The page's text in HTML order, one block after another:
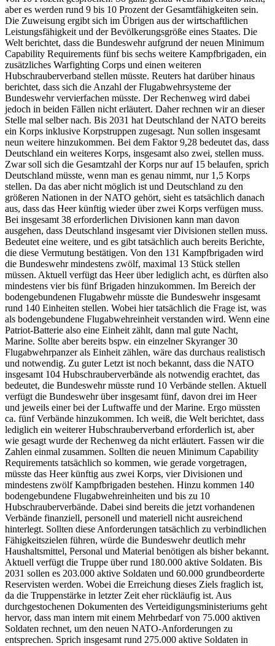
aber es werden rund 9 bis 10 Prozent der Gesamtfähigkeiten sein.
Die Zuweisung ergibt sich im Übrigen aus der wirtschaftlichen
Leistungsfähigkeit und der Bevölkerungsgröße eines Staates. Die
Welt berichtet, dass die Bundeswehr aufgrund der neuen Minimum
Capability Requirements fünf bis sechs weitere Kampfbrigaden, ein
zusätzliches Warfighting Corps und einen weiteren
Hubschrauberverband stellen müsste. Reuters hat darüber hinaus
berichtet, dass sich die Anzahl der Flugabwehrsysteme der
Bundeswehr vervierfachen müsste. Der Rechenweg wird dabei
jedoch in beiden Fällen nicht erläutert. Daher rechnen wir an dieser
Stelle mal selber nach. Bis 2031 hat Deutschland der NATO bereits
ein Korps inklusive Korpstruppen zugesagt. Nun sollen insgesamt
neun weitere hinzukommen. Bei dem Faktor 9,28 bedeutet das, dass
Deutschland ein weiteres Korps, insgesamt also zwei, stellen muss.
Zwar soll sich die Gesamtzahl der Korps nur auf 15 belaufen, sprich
Deutschland müsste, wenn man es genau nimmt, nur 1,5 Korps
stellen. Da das aber nicht möglich ist und Deutschland zu den
größeren Nationen in der NATO gehört, sieht es tatsächlich danach
aus, dass das Heer künftig wieder über zwei Korps verfügen muss.
Bei insgesamt 38 erforderlichen Divisionen kann man davon
ausgehen, dass Deutschland insgesamt vier Divisionen stellen muss.
Bedeutet eine weitere, und es gibt tatsächlich auch bereits Berichte,
die diese Vermutung bestätigen. Von den 131 Kampfbrigaden wird
die Bundeswehr mindestens zwölf, maximal 13 Stück stellen
müssen. Aktuell verfügt das Heer über lediglich acht, es dürften also
mindestens vier bis fünf Brigaden hinzukommen. Im Bereich der
bodengebundenen Flugabwehr müsste die Bundeswehr insgesamt
rund 140 Einheiten stellen. Wobei hier tatsächlich die Frage ist, was
als bodengebundene Flugabwehreinheit verstanden wird. Wenn eine
Patriot-Batterie also eine Einheit zählt, dann mal gute Nacht,
Marine. Sollte aber bereits bspw. ein einzelner Skyranger 30
Flugabwehrpanzer als Einheit zählen, wäre das durchaus realistisch
und notwendig. Zu guter Letzt ist noch bekannt, dass die NATO
insgesamt 104 Hubschrauberverbände als notwendig erachtet, das
bedeutet, die Bundeswehr müsste rund 10 Verbände stellen. Aktuell
verfügt die Bundeswehr über insgesamt fünf, davon drei im Heer
und jeweils einer bei der Luftwaffe und der Marine. Ergo müssten
ca. fünf Verbände hinzukommen. Ich weiß, die Welt berichtet, dass
lediglich ein weiterer Hubschrauberverband erforderlich ist, aber
wie gesagt wurde der Rechenweg da nicht erläutert. Fassen wir die
Zahlen einmal zusammen. Sollten die neuen Minimum Capability
Requirements tatsächlich so kommen, wie gerade vorgetragen,
müsste das Heer künftig aus zwei Korps, vier Divisionen und
mindestens zwölf Kampfbrigaden bestehen. Hinzu kommen 140
bodengebundene Flugabwehreinheiten und bis zu 10
Hubschrauberverbände. Dabei sind bereits die jetzt vorhandenen
Verbände finanziell, personell und materiell nicht ausreichend
hinterlegt. Sollten diese Anforderungen tatsächlich zu verbindlichen
Fähigkeitszielen führen, würde die Bundeswehr deutlich mehr
Haushaltsmittel, Personal und Material benötigen als bisher bekannt.
Aktuell verfügt die Truppe über rund 180.000 aktive Soldaten. Bis
2031 sollen es 203.000 aktive Soldaten und 60.000 grundbeorderte
Reservisten werden. Wobei die Erreichung dieses Ziels fraglich ist,
da die Truppenstärke in letzter Zeit eher rückläufig ist. Aus
durchgestochenen Dokumenten des Verteidigungsministeriums geht
hervor, dass man intern mit einem Mehrbedarf von 75.000 aktiven
Soldaten rechnet, um den neuen NATO-Anforderungen zu
entsprechen. Sprich insgesamt rund 275.000 aktive Soldaten in